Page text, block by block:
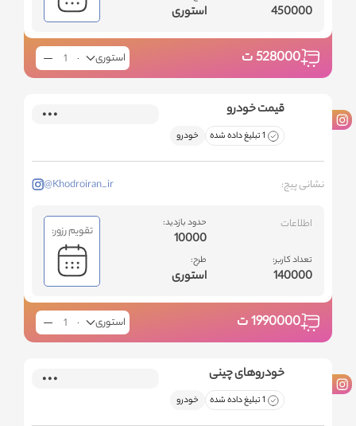
450000 استوری
528000ت استوری
قیمت خودرو
1 تبلیغ داده شده خودرو
نشانی پیج: @Khodroiran_ir
اطلاعات
تعداد کاربر:
140000
حدود بازدید:
10000
طرح:
استوری
تقویم رزور:
1990000ت استوری
خودروهای چینی
1 تبلیغ داده شده خودرو